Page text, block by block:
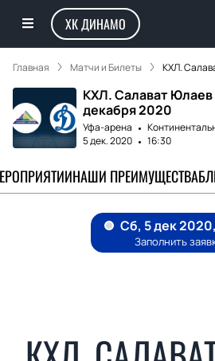
ХК ДИНАМО
Главная Матчи и Билеты КХЛ.
КХЛ. Салават
декабря 2020
Уфа-арена
5 дек. 2020
16:30
НАШИ ПРЕИМУЩЕСТВА